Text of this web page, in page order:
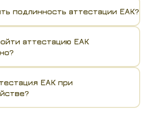
подлинность аттестации ЕАК?
аттестацию ЕАК
ЕАК при